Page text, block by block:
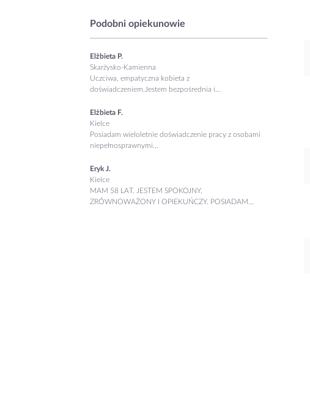
Podobni opiekunowie
Elżbieta P.
Skarżysko-Kamienna
Uczciwa, empatyczna kobieta z
doświadczeniem.Jestem bezpośrednia i...
Elżbieta F.
Kielce
Posiadam wieloletnie doświadczenie pracy z osobami
niepełnosprawnymi...
Eryk J.
Kielce
MAM 58 LAT. JESTEM SPOKOJNY,
ZRÓWNOWAŻONY I OPIEKUŃCZY. POSIADAM...